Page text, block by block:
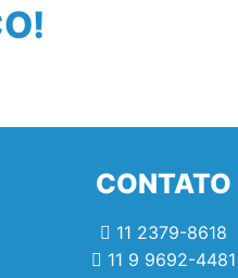
CONTATO
11 2379-8618
11 9 9692-4481